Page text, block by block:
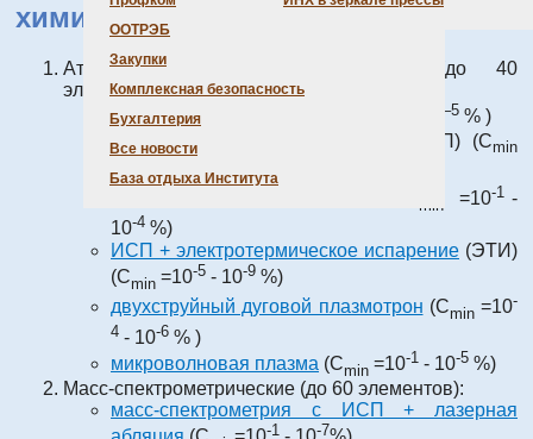
ООТРЭБ
Закупки
Комплексная безопасность
Бухгалтерия
Все новости
База отдыха Института
химического анализа
Атомно-эмиссионные спектральные (до 40
элементов):
дуга постоянного тока
–5 % )
индуктивно связанная плазма
(ИСП) (Сmin
=10 –10
%)
min =10-1-
10-4 %)
ИСП + электротермическое испарение (ЭТИ)
(Сmin =10-5 - 10-9 %)
двухструйный дуговой плазмотрон (Сmin =10-
4 - 10-6 % )
микроволновая плазма (Сmin =10-1 - 10-5 %)
Масс-спектрометрические (до 60 элементов):
масс-спектрометрия с ИСП + лазерная
-1 -7